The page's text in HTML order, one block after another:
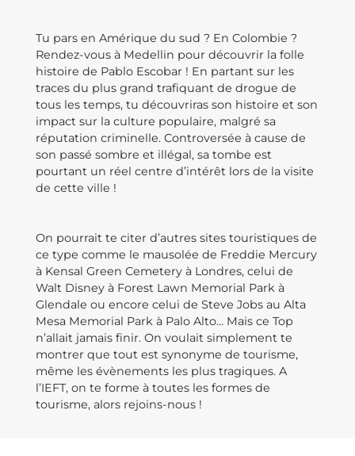
Tu pars en Amérique du sud ? En Colombie ?
Rendez-vous à Medellin pour découvrir la folle
histoire de Pablo Escobar ! En partant sur les
traces du plus grand trafiquant de drogue de
tous les temps, tu découvriras son histoire et son
impact sur la culture populaire, malgré sa
réputation criminelle. Controversée à cause de
son passé sombre et illégal, sa tombe est
pourtant un réel centre d’intérêt lors de la visite
de cette ville !
On pourrait te citer d’autres sites touristiques de
ce type comme le mausolée de Freddie Mercury
à Kensal Green Cemetery à Londres, celui de
Walt Disney à Forest Lawn Memorial Park à
Glendale ou encore celui de Steve Jobs au Alta
Mesa Memorial Park à Palo Alto… Mais ce Top
n’allait jamais finir. On voulait simplement te
montrer que tout est synonyme de tourisme,
même les évènements les plus tragiques. A
l’IEFT, on te forme à toutes les formes de
tourisme, alors rejoins-nous !